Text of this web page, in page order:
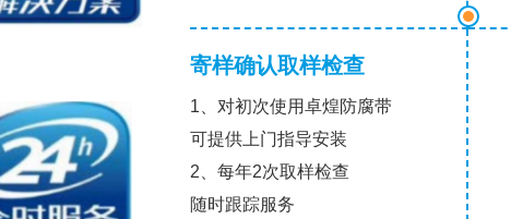
寄样确认取样检查
1、对初次使用卓煌防腐带
可提供上门指导安装
2、每年2次取样检查
随时跟踪服务